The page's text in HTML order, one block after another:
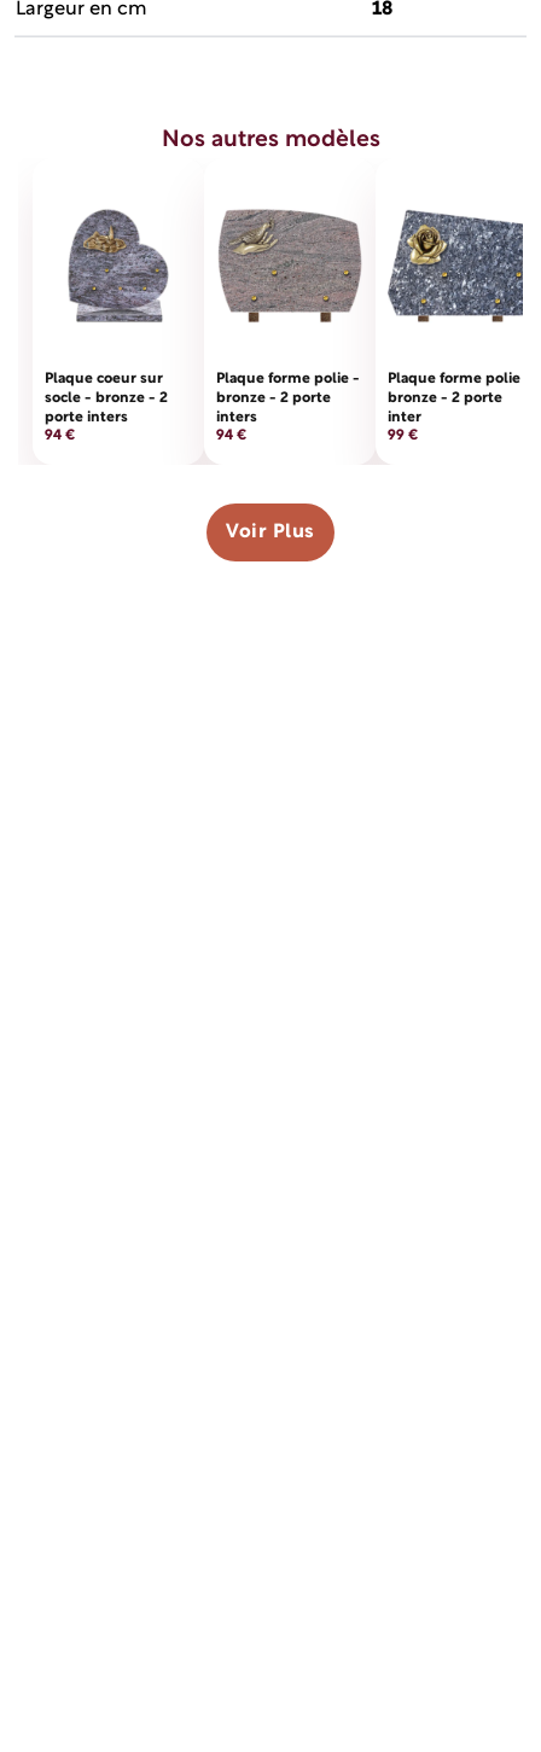
Largeur en cm 18
Nos autres modèles
Plaque coeur sur
socle - bronze - 2
porte inters
94 €
Plaque forme polie -
bronze - 2 porte
inters
94 €
Plaque forme polie -
bronze - 2 porte
inter
99 €
Voir Plus